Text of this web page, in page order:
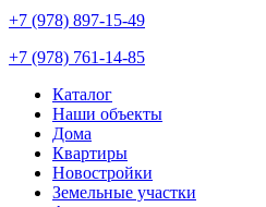
+7 (978) 897-15-49
+7 (978) 761-14-85
Каталог
Наши объекты
Дома
Квартиры
Новостройки
Земельные участки